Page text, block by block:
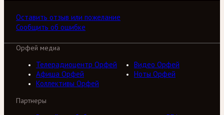
Оставить отзыв или пожелание
Сообщить об ошибке
Орфей медиа
Телерадиоцентр Орфей
Видео Орфей
Афиша Орфей
Ноты Орфей
Коллективы Орфей
Партнеры